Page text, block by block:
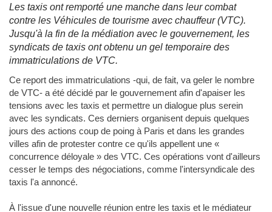
Les taxis ont remporté une manche dans leur combat
contre les Véhicules de tourisme avec chauffeur (VTC).
Jusqu'à la fin de la médiation avec le gouvernement, les
syndicats de taxis ont obtenu un gel temporaire des
immatriculations de VTC.
Ce report des immatriculations -qui, de fait, va geler le nombre
de VTC- a été décidé par le gouvernement afin d'apaiser les
tensions avec les taxis et permettre un dialogue plus serein
avec les syndicats. Ces derniers organisent depuis quelques
jours des actions coup de poing à Paris et dans les grandes
villes afin de protester contre ce qu'ils appellent une «
concurrence déloyale » des VTC. Ces opérations vont d'ailleurs
cesser le temps des négociations, comme l'intersyndicale des
taxis l'a annoncé.
À l'issue d'une nouvelle réunion entre les taxis et le médiateur